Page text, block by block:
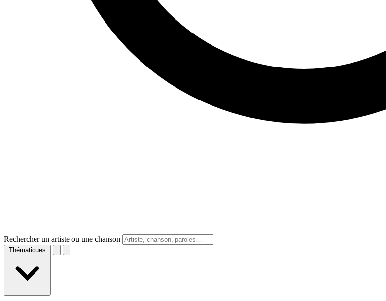
Rechercher un artiste ou une chanson
Thématiques